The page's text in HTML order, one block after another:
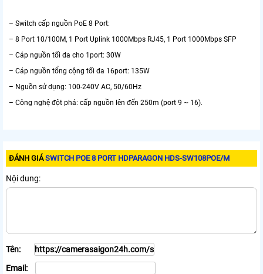
– Switch cấp nguồn PoE 8 Port:
– 8 Port 10/100M, 1 Port Uplink 1000Mbps RJ45, 1 Port 1000Mbps SFP
– Cáp nguồn tối đa cho 1port: 30W
– Cáp nguồn tổng cộng tối đa 16port: 135W
– Nguồn sử dụng: 100-240V AC, 50/60Hz
– Công nghệ đột phá: cấp nguồn lên đến 250m (port 9 ~ 16).
ĐÁNH GIÁSWITCH POE 8 PORT HDPARAGON HDS-SW108POE/M
Nội dung:
Tên:
Email: